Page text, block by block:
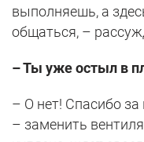
выполняешь, а
общаться, –
– Ты уже остыл в
– О нет! Спасибо
– заменить